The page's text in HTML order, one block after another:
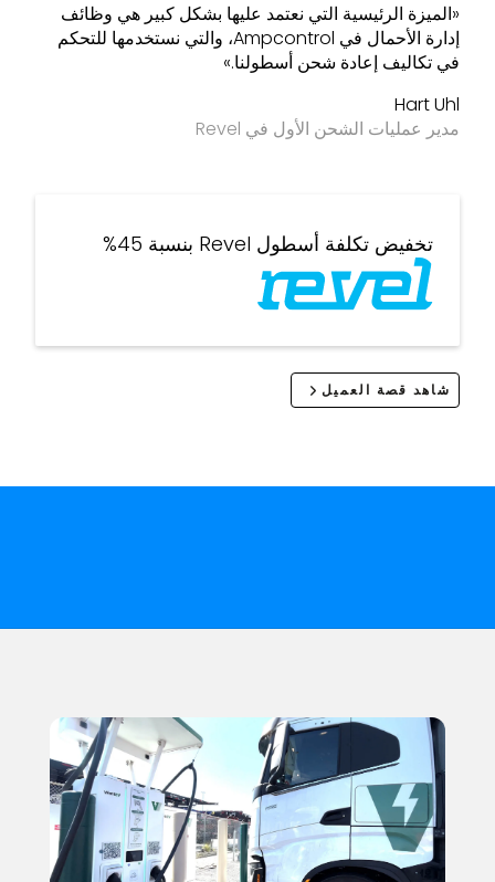
«الميزة الرئيسية التي نعتمد عليها بشكل كبير هي وظائف
إدارة الأحمال في Ampcontrol، والتي نستخدمها للتحكم
في تكاليف إعادة شحن أسطولنا.»
Hart Uhl
مدير عمليات الشحن الأول في Revel
تخفيض تكلفة أسطول Revel بنسبة 45%
شاهد قصة العميل